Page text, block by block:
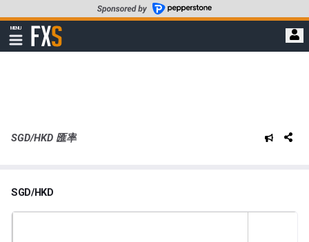
至
要
MENU
顯
示
FXStreet
SGD/HKD 匯率
SGD/HKD